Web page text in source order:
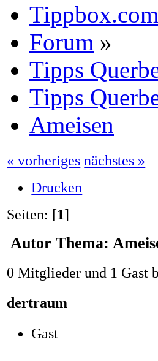
Forum »
Tipps
Tipps
Ameisen
« vorheriges nächstes »
Drucken
Seiten: [1]
Autor Thema:
0 Mitglieder und 1 Gast
dertraum
Gast